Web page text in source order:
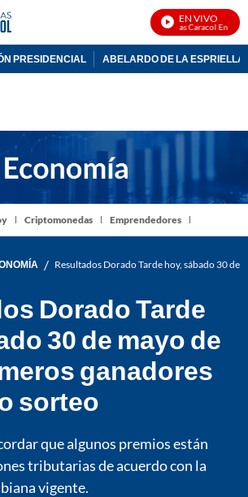
EN VIVO
Noticias Caracol En Vivo
PRESIDENCIAL ABELARDO DE LA ESPRIELLA
Criptomonedas Emprendedores
/ Resultados Dorado Tarde hoy, sábado 30
Dorado Tarde
30 de mayo de
ganadores
sorteo
que algunos premios están
tributarias de acuerdo con la
vigente.